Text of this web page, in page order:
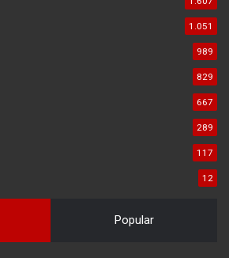
1.051
989
829
667
289
117
12
Popular